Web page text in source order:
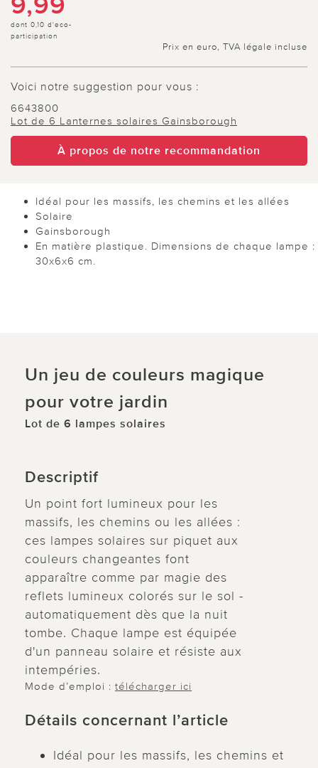
dont 0,10 d'eco-
participation
Prix en euro, TVA légale incluse
Voici notre suggestion pour vous :
6643800
Lot de 6 Lanternes solaires Gainsborough
À propos de notre recommandation
Idéal pour les massifs, les chemins et les allées
Solaire
Gainsborough
En matière plastique. Dimensions de chaque lampe :
30x6x6 cm.
Un jeu de couleurs magique
pour votre jardin
Lot de 6 lampes solaires
Descriptif
Un point fort lumineux pour les
massifs, les chemins ou les allées :
ces lampes solaires sur piquet aux
couleurs changeantes font
apparaître comme par magie des
reflets lumineux colorés sur le sol -
automatiquement dès que la nuit
tombe. Chaque lampe est équipée
d'un panneau solaire et résiste aux
intempéries.
Mode d’emploi : télécharger ici
Détails concernant l’article
Idéal pour les massifs, les chemins et